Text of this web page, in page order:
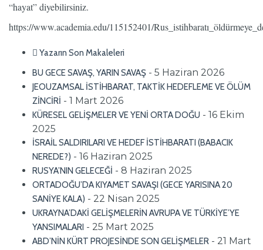
“hayat” diyebilirsiniz.
https://www.academia.edu/115152401/
Yazarın Son Makaleleri
BU GECE SAVAŞ, YARIN SAVAŞ - 5 Haziran 2026
JEOUZAMSAL İSTİHBARAT, TAKTİK HEDEFLEME VE ÖLÜM
ZİNCİRİ - 1 Mart 2026
KÜRESEL GELİŞMELER VE YENİ ORTA DOĞU - 16 Ekim
2025
İSRAİL SALDIRILARI VE HEDEF İSTİHBARATI (BABACIK
NEREDE?) - 16 Haziran 2025
RUSYA’NIN GELECEĞİ - 8 Haziran 2025
ORTADOĞU’DA KIYAMET SAVAŞI (GECE YARISINA 20
SANİYE KALA) - 22 Nisan 2025
UKRAYNA’DAKİ GELİŞMELERİN AVRUPA VE TÜRKİYE’YE
YANSIMALARI - 25 Mart 2025
ABD’NİN KÜRT PROJESİNDE SON GELİŞMELER - 21 Mart